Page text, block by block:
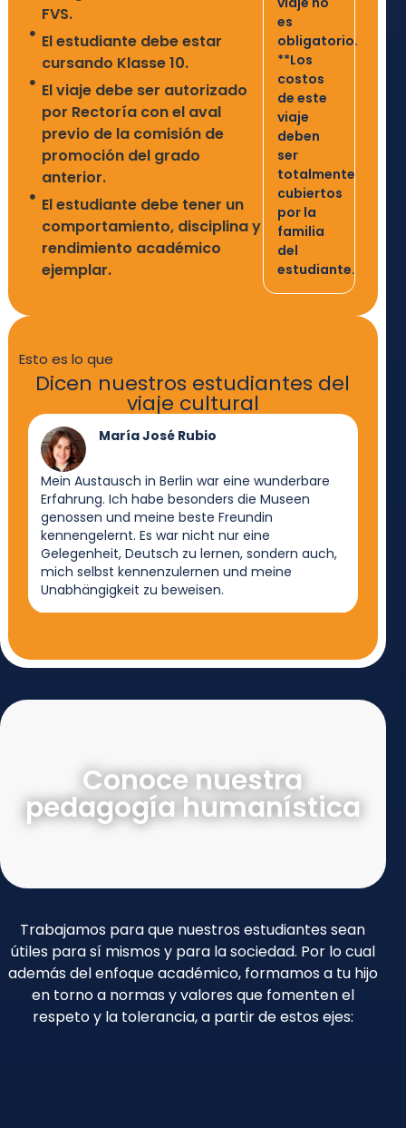
FVS.
El estudiante debe estar
cursando Klasse 10.
El viaje debe ser autorizado
por Rectoría con el aval
previo de la comisión de
promoción del grado
anterior.
El estudiante debe tener un
comportamiento, disciplina y
rendimiento académico
ejemplar.
es
obligatorio.
**Los
costos
de este
viaje
deben
ser
totalmente
cubiertos
por la
familia
del
estudiante.
Esto es lo que
Dicen nuestros estudiantes del
viaje cultural
María José Rubio
Mein Austausch in Berlin war eine wunderbare
Erfahrung. Ich habe besonders die Museen
genossen und meine beste Freundin
kennengelernt. Es war nicht nur eine
Gelegenheit, Deutsch zu lernen, sondern auch,
mich selbst kennenzulernen und meine
Unabhängigkeit zu beweisen.
Conoce nuestra
pedagogía humanística
Trabajamos para que nuestros estudiantes sean
útiles para sí mismos y para la sociedad. Por lo cual
además del enfoque académico, formamos a tu hijo
en torno a normas y valores que fomenten el
respeto y la tolerancia, a partir de estos ejes: